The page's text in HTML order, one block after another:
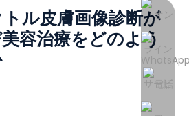
ル皮膚画像診断が
容治療をどのよう